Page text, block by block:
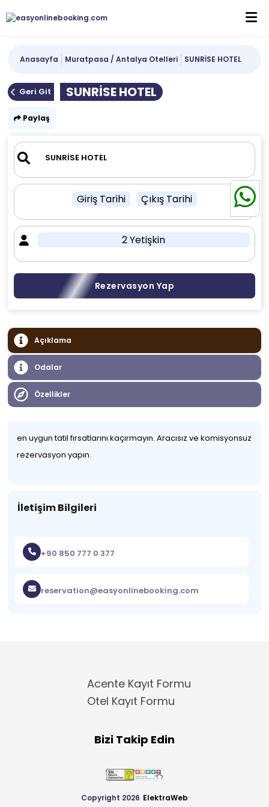
Anasayfa Muratpasa / Antalya Otelleri SUNRİSE HOTEL
Geri Git SUNRİSE HOTEL
Paylaş
Giriş Tarihi Çıkış Tarihi
2 Yetişkin
Rezervasyon Yap
Açıklama
Odalar
Özellikler
en uygun tatil fırsatlarını kaçırmayın. Aracısız ve komisyonsuz
rezervasyon yapın.
İletişim Bilgileri
+90 850 777 0 377
reservation@easyonlinebooking.com
Acente Kayıt Formu
Otel Kayıt Formu
Bizi Takip Edin
Copyright 2026 ElektraWeb